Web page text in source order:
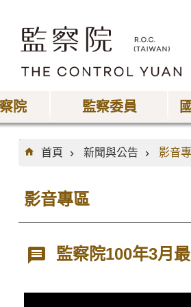
院 監察委員
:::
首頁
新聞與公告 影音
影音專區
監察院100年3月